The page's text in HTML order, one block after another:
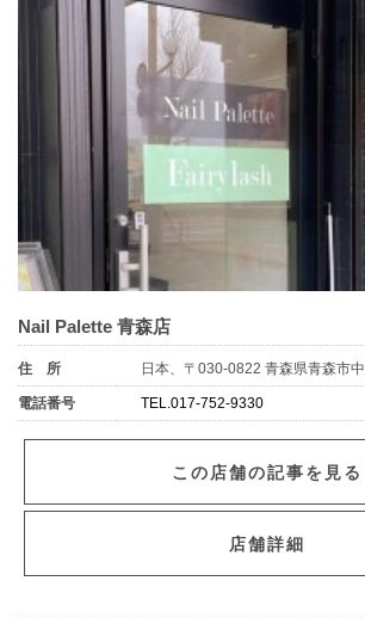
Nail Palette 青森店
住 所 日本、〒030-0822 青森県青森市
電話番号 TEL.017-752-9330
この店舗の記事を見る
店舗詳細